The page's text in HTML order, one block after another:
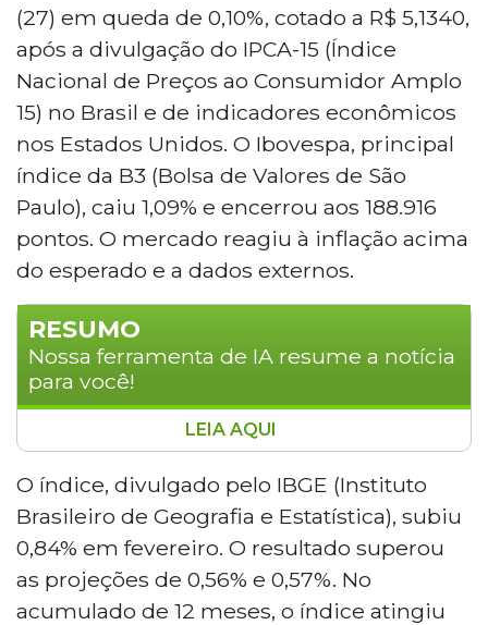
(27) em queda de 0,10%, cotado a R$ 5,1340,
após a divulgação do IPCA-15 (Índice
Nacional de Preços ao Consumidor Amplo
15) no Brasil e de indicadores econômicos
nos Estados Unidos. O Ibovespa, principal
índice da B3 (Bolsa de Valores de São
Paulo), caiu 1,09% e encerrou aos 188.916
pontos. O mercado reagiu à inflação acima
do esperado e a dados externos.
RESUMO
Nossa ferramenta de IA resume a notícia
para você!
A prévia da inflação brasileira de fevereiro,
medida pelo IPCA-15, registrou alta de 0,84%,
superando as projeções do mercado. O grupo
Educação teve o maior impacto, com aumento
de 5,20%, seguido por Transportes, com 1,72%.
O dólar comercial fechou em queda de 0,10%,
cotado a R$ 5,1340.O setor público registrou
LEIA AQUI
O índice, divulgado pelo IBGE (Instituto
Brasileiro de Geografia e Estatística), subiu
0,84% em fevereiro. O resultado superou
as projeções de 0,56% e 0,57%. No
acumulado de 12 meses, o índice atingiu